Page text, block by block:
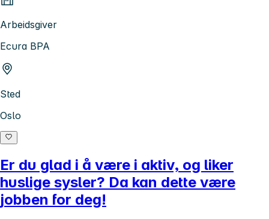
Arbeidsgiver
Ecura BPA
Sted
Oslo
Er du glad i å være i aktiv, og liker
huslige sysler? Da kan dette være
jobben for deg!